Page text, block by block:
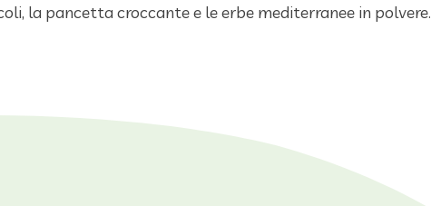
la pancetta croccante e le erbe mediterranee in polvere.